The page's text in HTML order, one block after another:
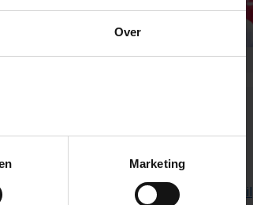
Over
Marketing
Stuur ons een e-mail